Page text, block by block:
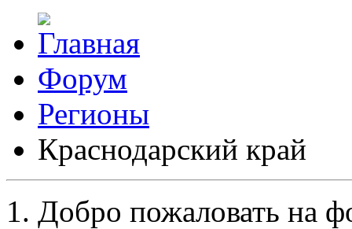
Форум
Регионы
Краснодарский край
Добро пожаловать на